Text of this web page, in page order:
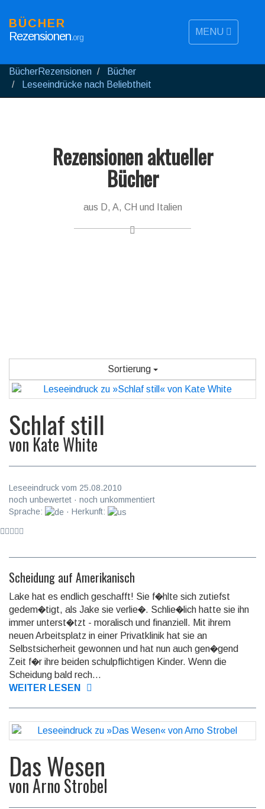
MENU
BÜCHER
Rezensionen.org
BücherRezensionen
Bücher
Leseeindrücke nach Beliebtheit
Rezensionen aktueller
Bücher
aus D, A, CH und Italien
Sortierung
Schlaf still
von Kate White
Leseeindruck vom 25.08.2010
noch unbewertet · noch unkommentiert
Sprache:
· Herkunft:
Scheidung auf Amerikanisch
Lake hat es endlich geschafft! Sie f�hlte sich zutiefst
gedem�tigt, als Jake sie verlie�. Schlie�lich hatte sie ihn
immer unterst�tzt - moralisch und finanziell. Mit ihrem
neuen Arbeitsplatz in einer Privatklinik hat sie an
Selbstsicherheit gewonnen und hat nun auch gen�gend
Zeit f�r ihre beiden schulpflichtigen Kinder. Wenn die
Scheidung bald rech...
WEITER LESEN
Das Wesen
vonArno Strobel